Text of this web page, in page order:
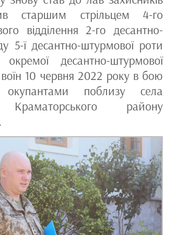
старшим стрільцем 4-го
відділення 2-го десантно-
5-ї десантно-штурмової роти
десантно-штурмової
10 червня 2022 року в бою
поблизу села
Краматорського району